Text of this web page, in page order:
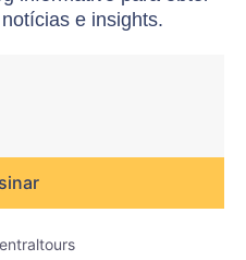
e insights.